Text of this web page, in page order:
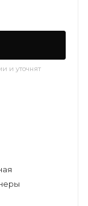
и уточнят